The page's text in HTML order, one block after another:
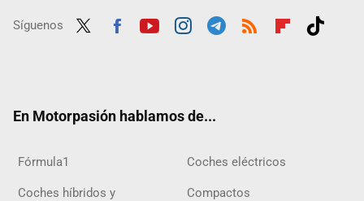
Síguenos
En Motorpasión hablamos de...
Fórmula1 Coches eléctricos
Coches híbridos y
Compactos